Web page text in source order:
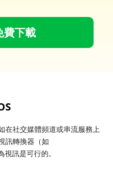
費下載
在社交媒體頻道或串流服務上
訊轉換器（如
訊是可行的。